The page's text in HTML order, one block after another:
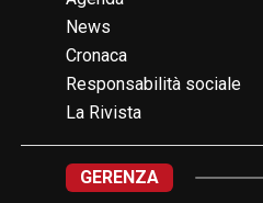
News
Cronaca
Responsabilità sociale
La Rivista
GERENZA